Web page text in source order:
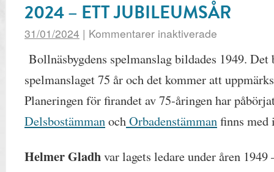
2024 – ETT JUBILEUMSÅR
31/01/2024 | Kommentarer inaktiverade
Bollnäsbygdens spelmanslag bildades 1949.
spelmanslaget 75 år och det kommer att
Planeringen för firandet av 75-åringen har
DelsbostämmanochOrbadenstämmanfinns med
Helmer Gladhvar lagets ledare under åren 1949